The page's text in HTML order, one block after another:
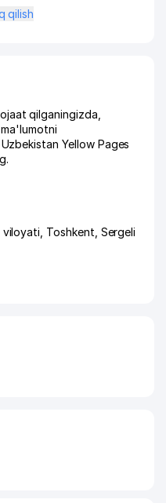
qilish
qilganingizda,
Yellow Pages
viloyati Toshkent Sergeli